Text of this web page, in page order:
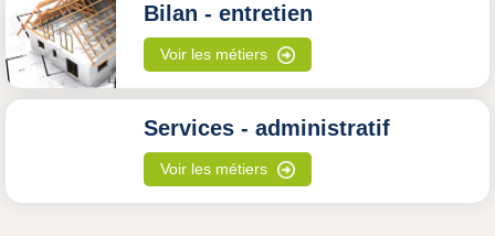
Bilan - entretien
Voir les métiers
Services - administratif
Voir les métiers